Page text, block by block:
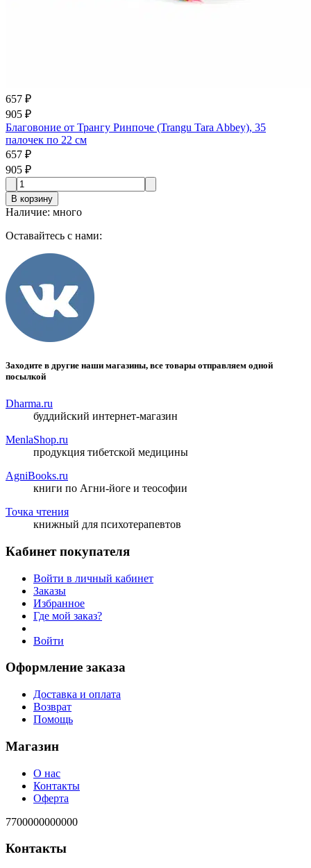
657 ₽
905 ₽
Благовоние от Трангу Ринпоче (Trangu Tara Abbey), 35
палочек по 22 см
657 ₽
905 ₽
В корзину
Наличие: много
Оставайтесь с нами:
Заходите в другие наши магазины, все товары отправляем одной
посылкой
Dharma.ru
буддийский интернет-магазин
MenlaShop.ru
продукция тибетской медицины
AgniBooks.ru
книги по Агни-йоге и теософии
Точка чтения
книжный для психотерапевтов
Кабинет покупателя
Войти в личный кабинет
Заказы
Избранное
Где мой заказ?
Войти
Оформление заказа
Доставка и оплата
Возврат
Помощь
Магазин
О нас
Контакты
Оферта
7700000000000
Контакты